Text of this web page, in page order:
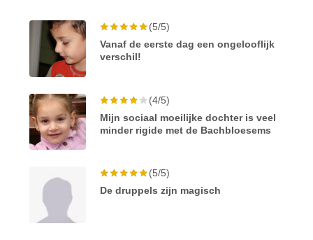
(5/5)
Vanaf de eerste dag een ongelooflijk
verschil!
(4/5)
Mijn sociaal moeilijke dochter is veel
minder rigide met de Bachbloesems
(5/5)
De druppels zijn magisch